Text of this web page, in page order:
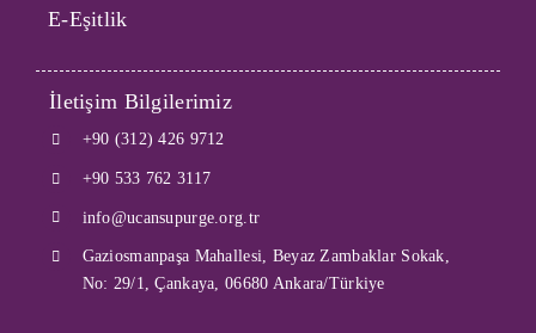
E-Eşitlik
İletişim Bilgilerimiz
+90 (312) 426 9712
+90 533 762 3117
info@ucansupurge.org.tr
Gaziosmanpaşa Mahallesi, Beyaz Zambaklar Sokak,
No: 29/1, Çankaya, 06680 Ankara/Türkiye